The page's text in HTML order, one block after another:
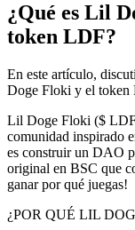
¿Qué es Lil
token LDF?
En este artículo,
Doge Floki y el token
Lil Doge Floki ($
comunidad inspirado
es construir un DAO
original en BSC que
ganar por qué juegas!
¿POR QUÉ LIL